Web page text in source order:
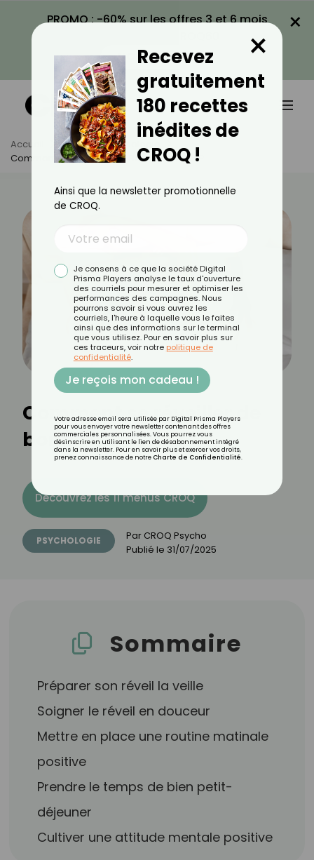
PROMO : -60% sur les offres 3 et 6 mois
VOIR LA PROMO
×
Accueil Actus
Psychologie
Comment Se Réveiller De Bonne Humeur ?
Comment se réveiller de
bonne humeur ?
Découvrez les 11 menus CROQ
PSYCHOLOGIE Par CROQ Psycho
Publié le 31/07/2025
Sommaire
Préparer son réveil la veille
Soigner le réveil en douceur
Mettre en place une routine matinale
positive
Prendre le temps de bien petit-
déjeuner
Cultiver une attitude mentale positive
Recevez
gratuitement
180 recettes
inédites de
CROQ !
×
Ainsi que la newsletter promotionnelle
de CROQ.
Je consens à ce que la société Digital
Prisma Players analyse le taux d'ouverture
des courriels pour mesurer et optimiser les
performances des campagnes. Nous
pourrons savoir si vous ouvrez les
courriels, l'heure à laquelle vous le faites
ainsi que des informations sur le terminal
que vous utilisez. Pour en savoir plus sur
ces traceurs, voir notre politique de
confidentialité.
Je reçois mon cadeau !
Votre adresse email sera utilisée par Digital Prisma Players
pour vous envoyer votre newsletter contenant des offres
commerciales personnalisées. Vous pourrez vous
désinscrire en utilisant le lien de désabonnement intégré
dans la newsletter. Pour en savoir plus et exercer vos droits,
prenez connaissance de notre Charte de Confidentialité.